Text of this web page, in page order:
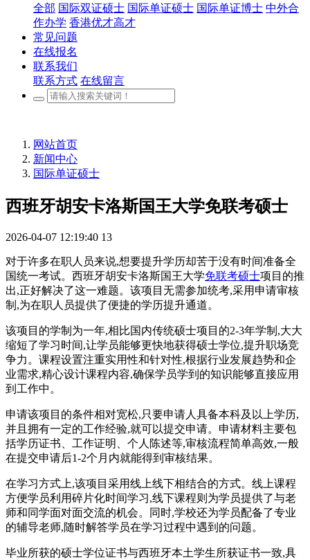
全部 国际双证硕士 国际单证硕士 国际单证博士 中外合
作办学 香港优才高才
常见问题
在线报名
联系我们
联系方式 在线留言
网站首页
新闻中心
国际单证硕士
西班牙胡安卡洛斯国王大学免联考硕士
2026-04-07 12:19:40 13
对于许多在职人员来说,想要提升学历却苦于没有时间准备全
国统一考试。西班牙胡安卡洛斯国王大学免联考硕士项目的推
出,正好解决了这一难题。该项目无需参加统考,采用申请审核
制,为在职人员提供了便捷的学历提升通道。
该项目的学制为一年,相比国内传统硕士项目的2-3年学制,大大
缩短了学习时间,让学员能够更快地获得硕士学位,提升职场竞
争力。课程设置注重实用性和针对性,根据行业发展趋势和企
业需求,精心设计课程内容,确保学员学到的知识能够直接应用
到工作中。
申请该项目的条件相对宽松,只要申请人具备本科及以上学历,
并且拥有一定的工作经验,就可以提交申请。申请材料主要包
括学历证书、工作证明、个人陈述等,审核流程简单高效,一般
在提交申请后1-2个月内就能得到审核结果。
在学习方式上,该项目采用线上线下相结合的方式。线上课程
方便学员利用碎片化时间学习,线下课程则为学员提供了与老
师和同学面对面交流的机会。同时,学校还为学员配备了专业
的辅导老师,随时解答学员在学习过程中遇到的问题。
毕业所获的硕士学位证书与西班牙本土学生所获证书一致,具